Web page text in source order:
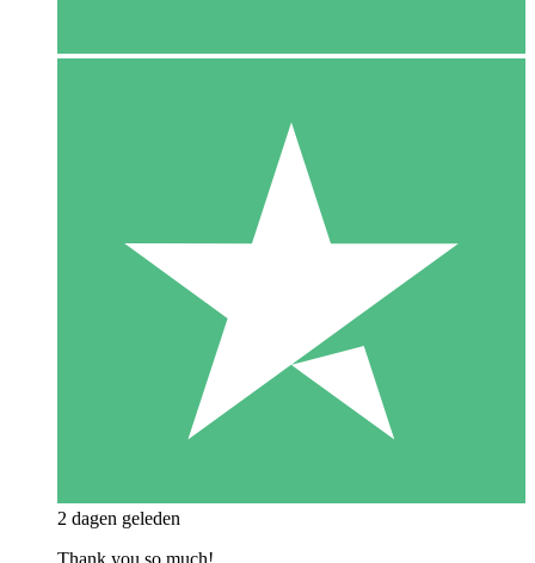
2 dagen geleden
Thank you so much!